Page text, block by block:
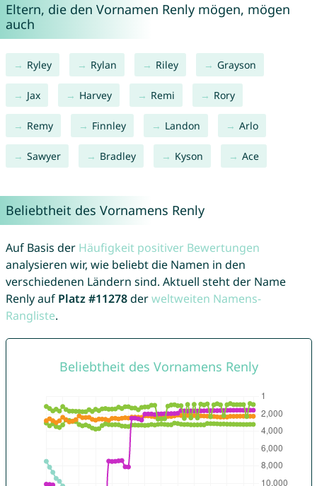
Eltern, die den Vornamen Renly mögen, mögen
auch
Ryley Rylan Riley Grayson
Jax Harvey Remi Rory
Remy Finnley Landon Arlo
Sawyer Bradley Kyson Ace
Beliebtheit des Vornamens Renly
Auf Basis der Häufigkeit positiver Bewertungen
analysieren wir, wie beliebt die Namen in den
verschiedenen Ländern sind. Aktuell steht der Name
Renly auf Platz #11278derweltweiten Namens-
Rangliste.